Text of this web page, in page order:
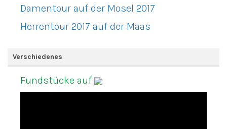
Damentour auf der Mosel 2017
Herrentour 2017 auf der Maas
Verschiedenes
Fundstücke auf